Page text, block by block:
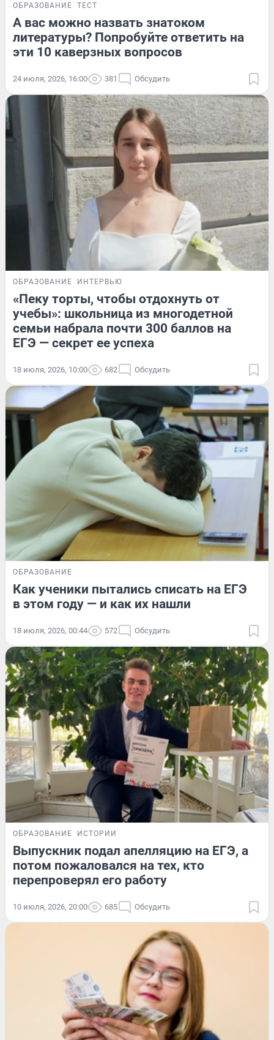
ОБРАЗОВАНИЕ ТЕСТ
А вас можно назвать знатоком
литературы? Попробуйте ответить на
эти 10 каверзных вопросов
24 июля, 2026, 16:00 381 Обсудить
ОБРАЗОВАНИЕ ИНТЕРВЬЮ
«Пеку торты, чтобы отдохнуть от
учебы»: школьница из многодетной
семьи набрала почти 300 баллов на
ЕГЭ — секрет ее успеха
18 июля, 2026, 10:00 682 Обсудить
ОБРАЗОВАНИЕ
Как ученики пытались списать на ЕГЭ
в этом году — и как их нашли
18 июля, 2026, 00:44 572 Обсудить
ОБРАЗОВАНИЕ ИСТОРИИ
Выпускник подал апелляцию на ЕГЭ, а
потом пожаловался на тех, кто
перепроверял его работу
10 июля, 2026, 20:00 685 Обсудить